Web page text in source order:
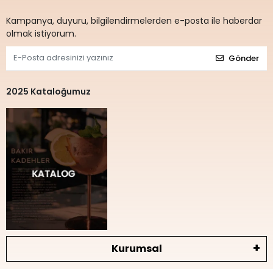
Kampanya, duyuru, bilgilendirmelerden e-posta ile haberdar
olmak istiyorum.
Gönder
2025 Kataloğumuz
Kurumsal